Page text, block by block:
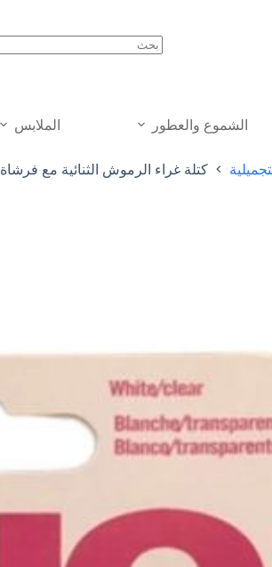
الشموع والعطور الملابس
كتلة غراء الرموش الثنائية مع فرشاة 5غم